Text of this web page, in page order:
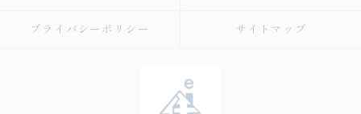
プライバシーポリシー サイトマップ